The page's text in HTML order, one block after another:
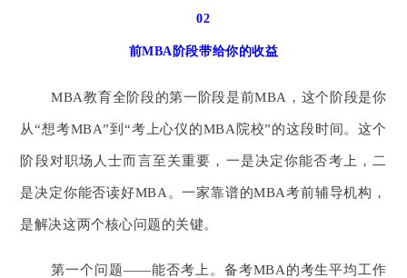
02
前MBA阶段带给你的收益
MBA教育全阶段的第一阶段是前MBA，这个阶段是你
从“想考MBA”到“考上心仪的MBA院校”的这段时间。这个
阶段对职场人士而言至关重要，一是决定你能否考上，二
是决定你能否读好MBA。一家靠谱的MBA考前辅导机构，
是解决这两个核心问题的关键。
第一个问题——能否考上。备考MBA的考生平均工作